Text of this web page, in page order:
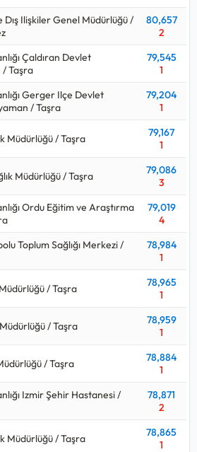
Dış Ilişkiler Genel Müdürlüğü /
80,657
2
Çaldıran Devlet
/ Taşra
79,545
1
Gerger Ilçe Devlet
/ Taşra
79,204
1
Müdürlüğü / Taşra
79,167
1
Müdürlüğü / Taşra
79,086
3
Ordu Eğitim ve Araştırma
79,019
4
Toplum Sağlığı Merkezi /
78,984
1
/ Taşra
78,965
1
/ Taşra
78,959
1
/ Taşra
78,884
1
Izmir Şehir Hastanesi /
78,871
2
Müdürlüğü / Taşra
78,865
1